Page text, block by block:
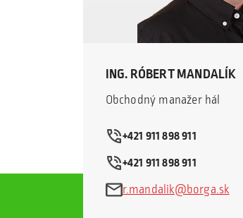
ING. RÓBERT MANDALÍK
Obchodný manažer hál
+421 911 898 911
+421 911 898 911
r.mandalik@borga.sk